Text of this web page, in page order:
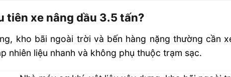
tiên xe nâng dầu 3.5 tấn?
kho bãi ngoài trời và bến hàng nặng thường cần
nhiên liệu nhanh và không phụ thuộc trạm sạc.